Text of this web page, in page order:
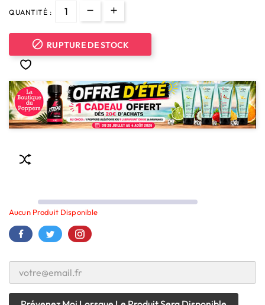
QUANTITÉ :
 RUPTURE DE STOCK
Aucun Produit Disponible